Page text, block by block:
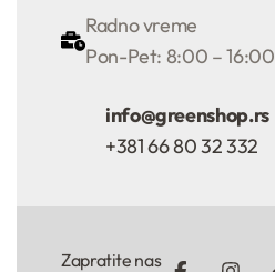
Radno vreme
Pon-Pet: 8:00 – 16:00
info@greenshop.rs
+381 66 80 32 332
Zapratite nas